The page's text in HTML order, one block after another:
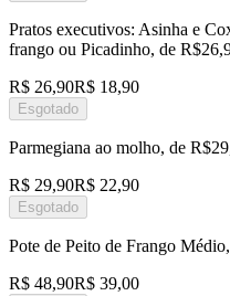
Pratos executivos: Asinha e
frango ou Picadinho, de
R$ 26,90R$ 18,90
Esgotado
Parmegiana ao molho, de
R$ 29,90R$ 22,90
Esgotado
Pote de Peito de Frango
R$ 48,90R$ 39,00